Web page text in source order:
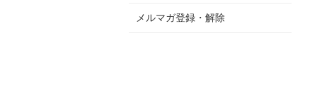
メルマガ登録・解除